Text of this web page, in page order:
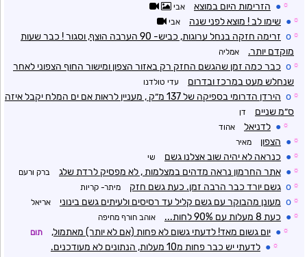
☼
● הזרימות היום במוצא אבי
☼
● שימו לב ! מוצא לפני שנה אבי
☼
o
זרימה חזקה בנחל ערוגות, כביש- 90 הערבה הוצף, וסגור ! כבר שעות
מוקדם יותר.
אמליה
☼
o כבר כמה זמן שהגשם החזק רק באזור הצפון ומישור החוף הצפוני לאחר
שנחלש מעט במרכז ובדרום
עדי טולדנו
☼
o
הירדן הדרומי בספיקה של 137 מ״ק , מעניין לראות אם ים המלח יקבל איזה
ס״מ שניים
דן
☼
● לדניאל אהוד
☼
● הצפון מאיר
☼
● כנראה לא יהיה שוב אצלנו גשם שי
☼
● אתר החרמון נראה מדהים במצלמות , לא מפסיק לרדת שלג ברק ורעם
☼
o גשם יורד כבר הרבה זמן. כעת גשם חזק מיתר- קריות
☼
o מעונן מהבוקר עם גשם קליל עד רסיסים ולעיתים גשם בינוני אריאל
☼
● כעת 8 מעלות עם 90% לחות... אוהב חורף מחיפה
☼
● יום גשום מאד! לדעתי גשום לא פחות (אם לא יותר) מאתמול, תום
☼
● לדעתי יש כבר פחות מ10 מעלות, הנתונים לא מעודכנים.